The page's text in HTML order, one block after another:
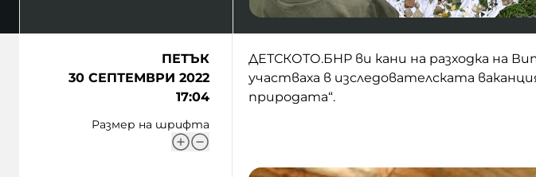
ПЕТЪК
30 СЕПТЕМВРИ 2022
17:04
Размер на шрифта
ДЕТСКОТО.БНР ви кани на разходка на
участваха в изследователската
природата“.